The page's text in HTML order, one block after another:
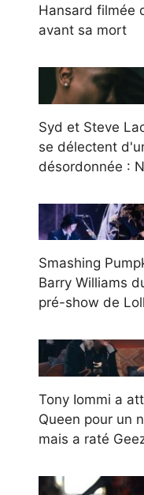
Hansard filmée
avant sa mort
Syd et Steve
se délectent
désordonnée :
Smashing
Barry Williams
pré-show de
Tony Iommi a
Queen pour un
mais a raté